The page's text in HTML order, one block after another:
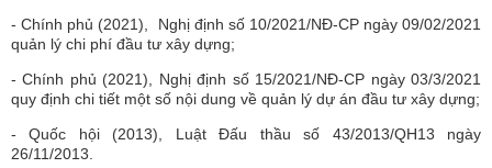
- Chính phủ (2021), Nghị định số 10/2021/NĐ-CP ngày 09/02/2021
quản lý chi phí đầu tư xây dựng;
- Chính phủ (2021), Nghị định số 15/2021/NĐ-CP ngày 03/3/2021
quy định chi tiết một số nội dung về quản lý dự án đầu tư xây dựng;
- Quốc hội (2013), Luật Đấu thầu số 43/2013/QH13 ngày
26/11/2013.